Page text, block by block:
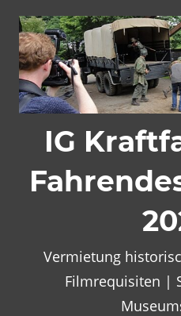
Inhalt
springen
IG
Vermietung
Filmrequisiten |